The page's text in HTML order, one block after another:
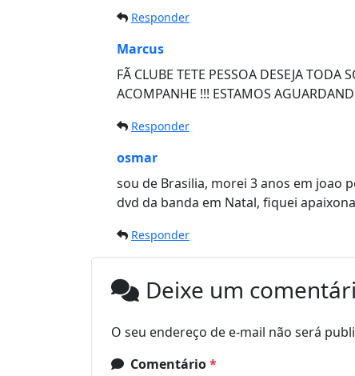
Responder
Marcus
FÃ CLUBE TETE PESSOA DESEJA TODA
ACOMPANHE !!! ESTAMOS
Responder
osmar
sou de Brasilia, morei 3 anos em joao
dvd da banda em Natal, fiquei
Responder
Deixe um
O seu endereço de e-mail não será
Comentário*